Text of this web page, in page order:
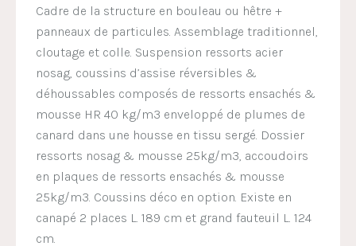
Cadre de la structure en bouleau ou hêtre +
panneaux de particules. Assemblage traditionnel,
cloutage et colle. Suspension ressorts acier
nosag, coussins d’assise réversibles &
déhoussables composés de ressorts ensachés &
mousse HR 40 kg/m3 enveloppé de plumes de
canard dans une housse en tissu sergé. Dossier
ressorts nosag & mousse 25kg/m3, accoudoirs
en plaques de ressorts ensachés & mousse
25kg/m3. Coussins déco en option. Existe en
canapé 2 places L. 189 cm et grand fauteuil L. 124
cm.